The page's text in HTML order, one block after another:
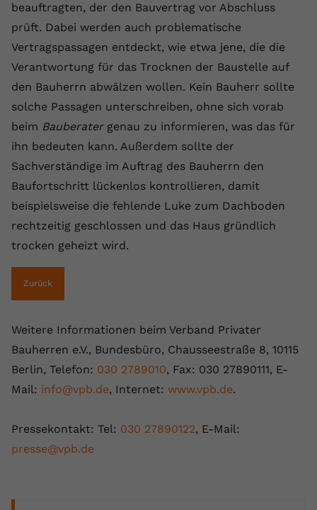
beauftragten, der den Bauvertrag vor Abschluss
prüft. Dabei werden auch problematische
Vertragspassagen entdeckt, wie etwa jene, die die
Verantwortung für das Trocknen der Baustelle auf
den Bauherrn abwälzen wollen. Kein Bauherr sollte
solche Passagen unterschreiben, ohne sich vorab
beim Bauberatergenau zu informieren, was das für
ihn bedeuten kann. Außerdem sollte der
Sachverständige im Auftrag des Bauherrn den
Baufortschritt lückenlos kontrollieren, damit
beispielsweise die fehlende Luke zum Dachboden
rechtzeitig geschlossen und das Haus gründlich
trocken geheizt wird.
Zurück
Weitere Informationen beim Verband Privater
Bauherren e.V., Bundesbüro, Chausseestraße 8, 10115
Berlin, Telefon: 030 2789010, Fax: 030 27890111, E-
Mail: info@vpb.de, Internet: www.vpb.de.
Pressekontakt: Tel: 030 27890122, E-Mail:
presse@vpb.de